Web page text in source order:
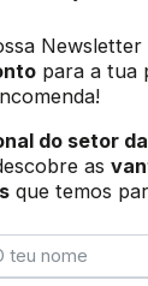
Newsletter
para a tua
do setor
as
que temos